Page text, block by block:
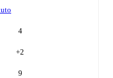
4
+2
9